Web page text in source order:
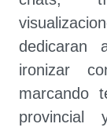
dedicaran
ironizar
marcando